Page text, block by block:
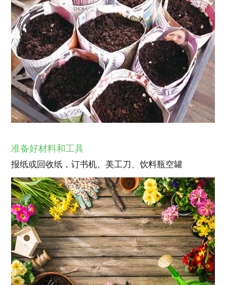
准备好材料和工具
报纸或回收纸，订书机、美工刀、饮料瓶空罐